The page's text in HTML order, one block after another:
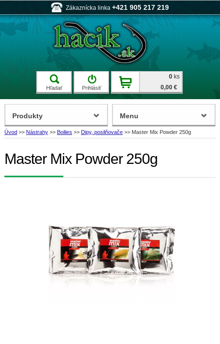
Zákaznícka linka +421 905 217 219
Hľadať Prihlásiť
0 ks
0,00 €
Úvod >> Nástrahy >> Boilies >> Dipy, posilňovače >> Master Mix Powder 250g
Master Mix Powder 250g
Produkty Menu